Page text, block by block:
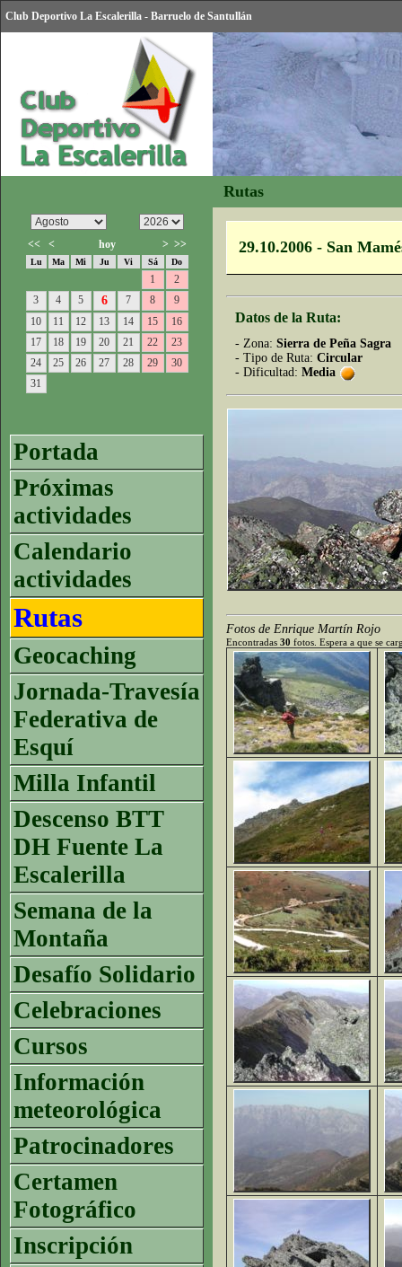
Club Deportivo La Escalerilla - Barruelo de Santullán
Rutas
<< < hoy > >>
Lu Ma Mi Ju Vi Sá Do
1
2
3
4 5 6 7 8
9
10
11 12 13 14 15
16
17
18 19 20 21 22
23
24
25 26 27 28 29
30
31
Portada
Próximas
actividades
Calendario
actividades
Rutas
Geocaching
Jornada-Travesía
Federativa de
Esquí
Milla Infantil
Descenso BTT
DH Fuente La
Escalerilla
Semana de la
Montaña
Desafío Solidario
Celebraciones
Cursos
Información
meteorológica
Patrocinadores
Certamen
Fotográfico
Inscripción
29.10.2006 - San
Datos de la Ruta:
- Zona: Sierra de Peña Sagra
- Tipo de Ruta: Circular
- Dificultad: Media
Fotos de Enrique Martín Rojo
Encontradas 30 fotos. Espera a que se